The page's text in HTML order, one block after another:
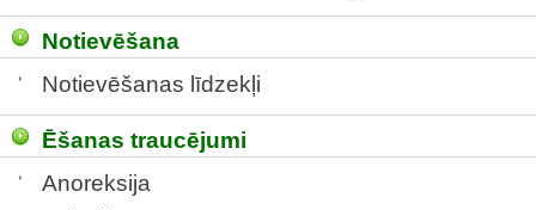
Notievēšana
Notievēšanas līdzekļi
Ēšanas traucējumi
Anoreksija